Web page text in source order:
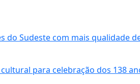
do Sudeste com mais qualidade
para celebração dos 138